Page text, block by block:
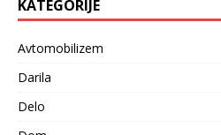
KATEGORIJE
Avtomobilizem
Darila
Delo